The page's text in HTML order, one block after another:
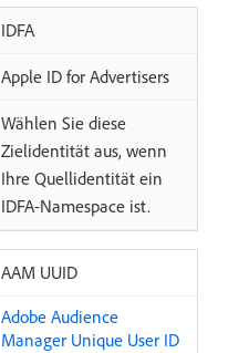
IDFA
Apple ID for Advertisers
Wählen Sie diese
Zielidentität aus, wenn
Ihre Quellidentität ein
IDFA-Namespace ist.
AAM UUID
Adobe Audience
Manager Unique User ID